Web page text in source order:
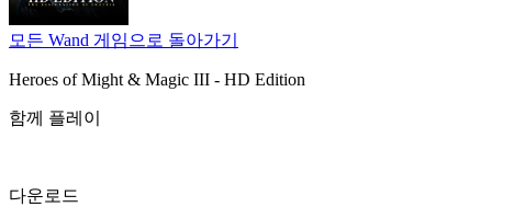
모든 Wand 게임으로 돌아가기
Heroes of Might & Magic III - HD Edition
함께 플레이
다운로드